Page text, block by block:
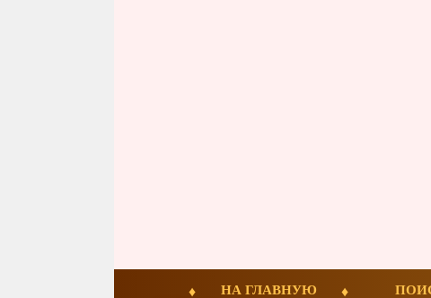
НА ГЛАВНУЮ